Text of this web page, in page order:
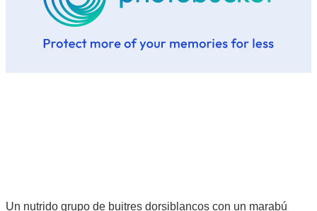
Un nutrido grupo de buitres dorsiblancos con un marabú